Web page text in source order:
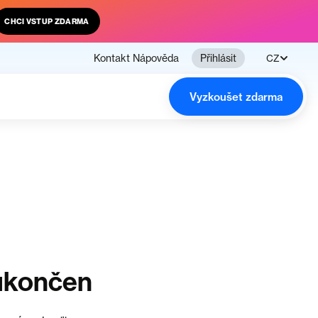
CHCI VSTUP ZDARMA
Kontakt Nápověda Přihlásit CZ
Vyzkoušet zdarma